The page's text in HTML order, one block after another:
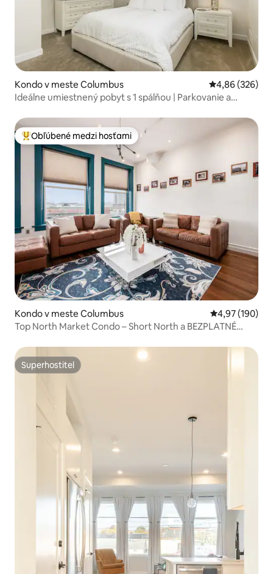
Kondo v meste Columbus Priemerné
4,86 (326)
Ideálne umiestnený pobyt s 1 spálňou | Parkovanie a
Najobľúbenejšie medzi hosťami
Obľúbené medzi hosťami
Kondo v meste Columbus Priemerné
4,97 (190)
Top North Market Condo – Short North a BEZPLATNÉ
Superhostiteľ
Superhostiteľ